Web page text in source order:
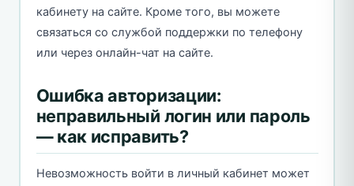
кабинету на сайте. Кроме того, вы можете
связаться со службой поддержки по телефону
или через онлайн-чат на сайте.
Ошибка авторизации:
неправильный логин или пароль
— как исправить?
Невозможность войти в личный кабинет может